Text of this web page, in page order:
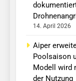
14. April 2026
Aiper
Poolsaison
Modell wird
der Nutzung